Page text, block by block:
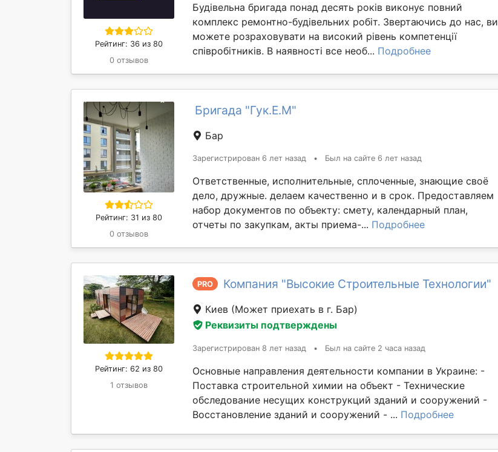
Рейтинг: 36 из 80
0 отзывов
Будівельна бригада понад десять років виконує повний
комплекс ремонтно-будівельних робіт. Звертаючись до нас, ви
можете розраховувати на високий рівень компетенції
співробітників. В наявності все необ... Подробнее
Рейтинг: 31 из 80
0 отзывов
Бригада "Гук.Е.М"
Бар
Зарегистрирован 6 лет назад • Был на сайте 6 лет назад
Ответственные, исполнительные, сплоченные, знающие своё
дело, дружные. делаем качественно и в срок. Предоставляем
набор документов по объекту: смету, календарный план,
отчеты по закупкам, акты приема-... Подробнее
Рейтинг: 62 из 80
1 отзывов
PRO Компания "Высокие Строительные Технологии"
Киев (Может приехать в г. Бар)
Реквизиты подтверждены
Зарегистрирован 8 лет назад • Был на сайте 2 часа назад
Основные направления деятельности компании в Украине: -
Поставка строительной химии на объект - Технические
обследование несущих конструкций зданий и сооружений -
Восстановление зданий и сооружений - ... Подробнее